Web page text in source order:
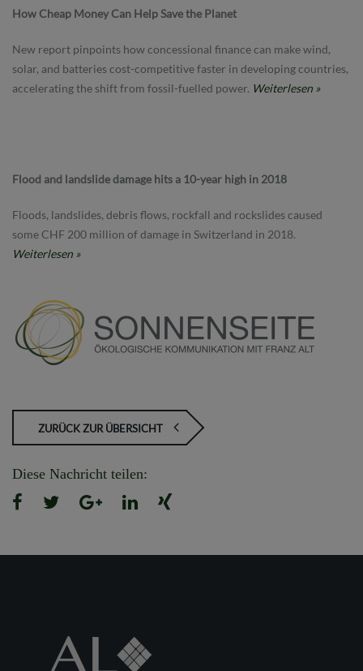
How Cheap Money Can Help Save the Planet
New report pinpoints how concessional finance can make wind,
solar, and batteries cost-competitive faster in developing countries,
accelerating the shift from fossil-fuelled power. Weiterlesen »
Flood and landslide damage hits a 10-year high in 2018
Floods, landslides, debris flows, rockfall and rockslides caused
some CHF 200 million of damage in Switzerland in 2018.
Weiterlesen »
ZURÜCK ZUR ÜBERSICHT
Diese Nachricht teilen: